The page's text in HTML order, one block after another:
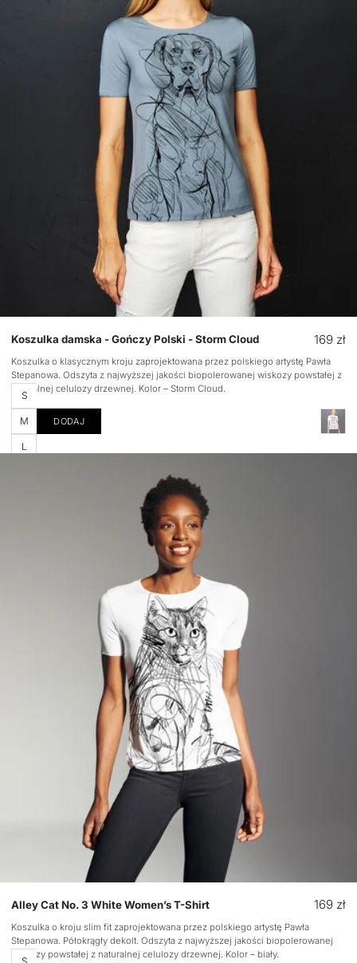
Koszulka damska - Gończy Polski - Storm Cloud
Cena
169 zł
Koszulka o klasycznym kroju zaprojektowana przez polskiego artystę Pawła
Stepanowa. Odszyta z najwyższej jakości biopolerowanej wiskozy powstałej z
naturalnej celulozy drzewnej. Kolor – Storm Cloud.
Rozmiar
S
M
L
DODAJ
Alley Cat No. 3 White Women’s T-Shirt
Cena
169 zł
Koszulka o kroju slim fit zaprojektowana przez polskiego artystę Pawła
Stepanowa. Półokrągły dekolt. Odszyta z najwyższej jakości biopolerowanej
wiskozy powstałej z naturalnej celulozy drzewnej. Kolor – biały.
Rozmiar